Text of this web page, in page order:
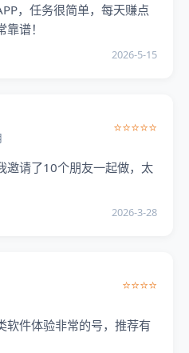
，任务很简单，每天赚点
谱！
2026-5-15
⭐⭐⭐⭐⭐
邀请了10个朋友一起做，太
2026-3-28
⭐⭐⭐⭐
软件体验非常的号，推荐有